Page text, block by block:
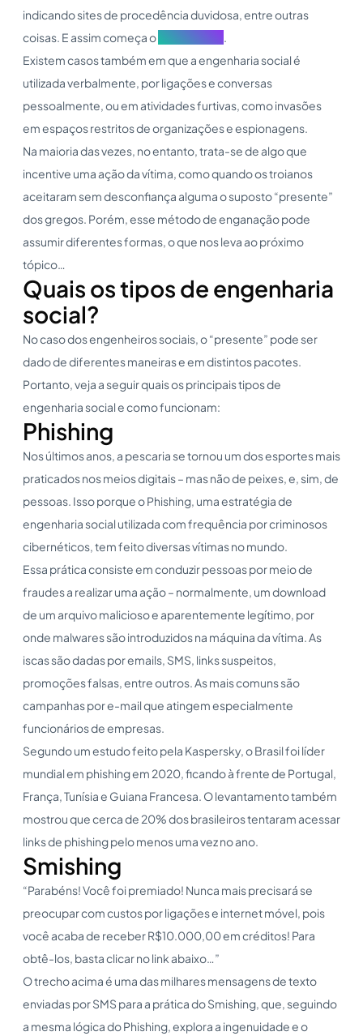
indicando sites de procedência duvidosa, entre outras
coisas. E assim começa o
.
Existem casos também em que a engenharia social é
utilizada verbalmente, por ligações e conversas
pessoalmente, ou em atividades furtivas, como invasões
em espaços restritos de organizações e espionagens.
Na maioria das vezes, no entanto, trata-se de algo que
incentive uma ação da vítima, como quando os troianos
aceitaram sem desconfiança alguma o suposto “presente”
dos gregos. Porém, esse método de enganação pode
assumir diferentes formas, o que nos leva ao próximo
tópico…
Quais os tipos de engenharia
social?
No caso dos engenheiros sociais, o “presente” pode ser
dado de diferentes maneiras e em distintos pacotes.
Portanto, veja a seguir quais os principais tipos de
engenharia social e como funcionam:
Phishing
Nos últimos anos, a pescaria se tornou um dos esportes mais
praticados nos meios digitais – mas não de peixes, e, sim, de
pessoas. Isso porque o Phishing, uma estratégia de
engenharia social utilizada com frequência por criminosos
cibernéticos, tem feito diversas vítimas no mundo.
Essa prática consiste em conduzir pessoas por meio de
fraudes a realizar uma ação – normalmente, um download
de um arquivo malicioso e aparentemente legítimo, por
onde malwares são introduzidos na máquina da vítima. As
iscas são dadas por emails, SMS, links suspeitos,
promoções falsas, entre outros. As mais comuns são
campanhas por e-mail que atingem especialmente
funcionários de empresas.
Segundo um estudo feito pela Kaspersky, o Brasil foi líder
mundial em phishing em 2020, ficando à frente de Portugal,
França, Tunísia e Guiana Francesa. O levantamento também
mostrou que cerca de 20% dos brasileiros tentaram acessar
links de phishing pelo menos uma vez no ano.
Smishing
“Parabéns! Você foi premiado! Nunca mais precisará se
preocupar com custos por ligações e internet móvel, pois
você acaba de receber R$10.000,00 em créditos! Para
obtê-los, basta clicar no link abaixo…”
O trecho acima é uma das milhares mensagens de texto
enviadas por SMS para a prática do Smishing, que, seguindo
a mesma lógica do Phishing, explora a ingenuidade e o